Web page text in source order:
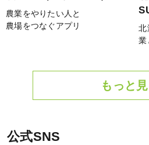
農業をやりたい人と
農場をつなぐアプリ
北
業
もっと
公式SNS